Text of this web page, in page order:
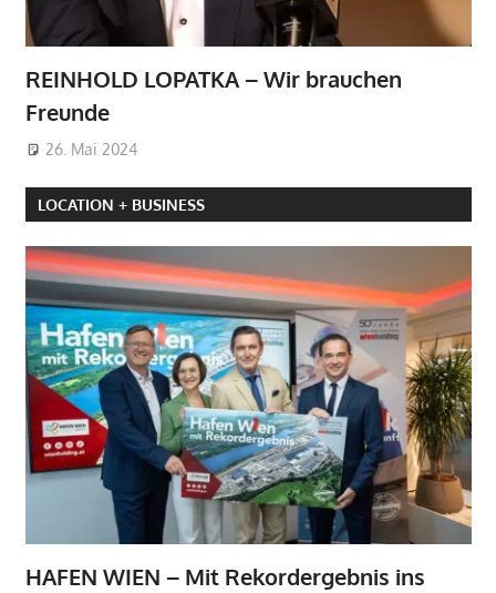
REINHOLD LOPATKA – Wir brauchen
Freunde
26. Mai 2024
LOCATION + BUSINESS
HAFEN WIEN – Mit Rekordergebnis ins